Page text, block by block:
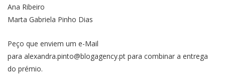
Ana Ribeiro
Marta Gabriela Pinho Dias
Peço que enviem um e-Mail
para alexandra.pinto@blogagency.pt para combinar a entrega
do prémio.